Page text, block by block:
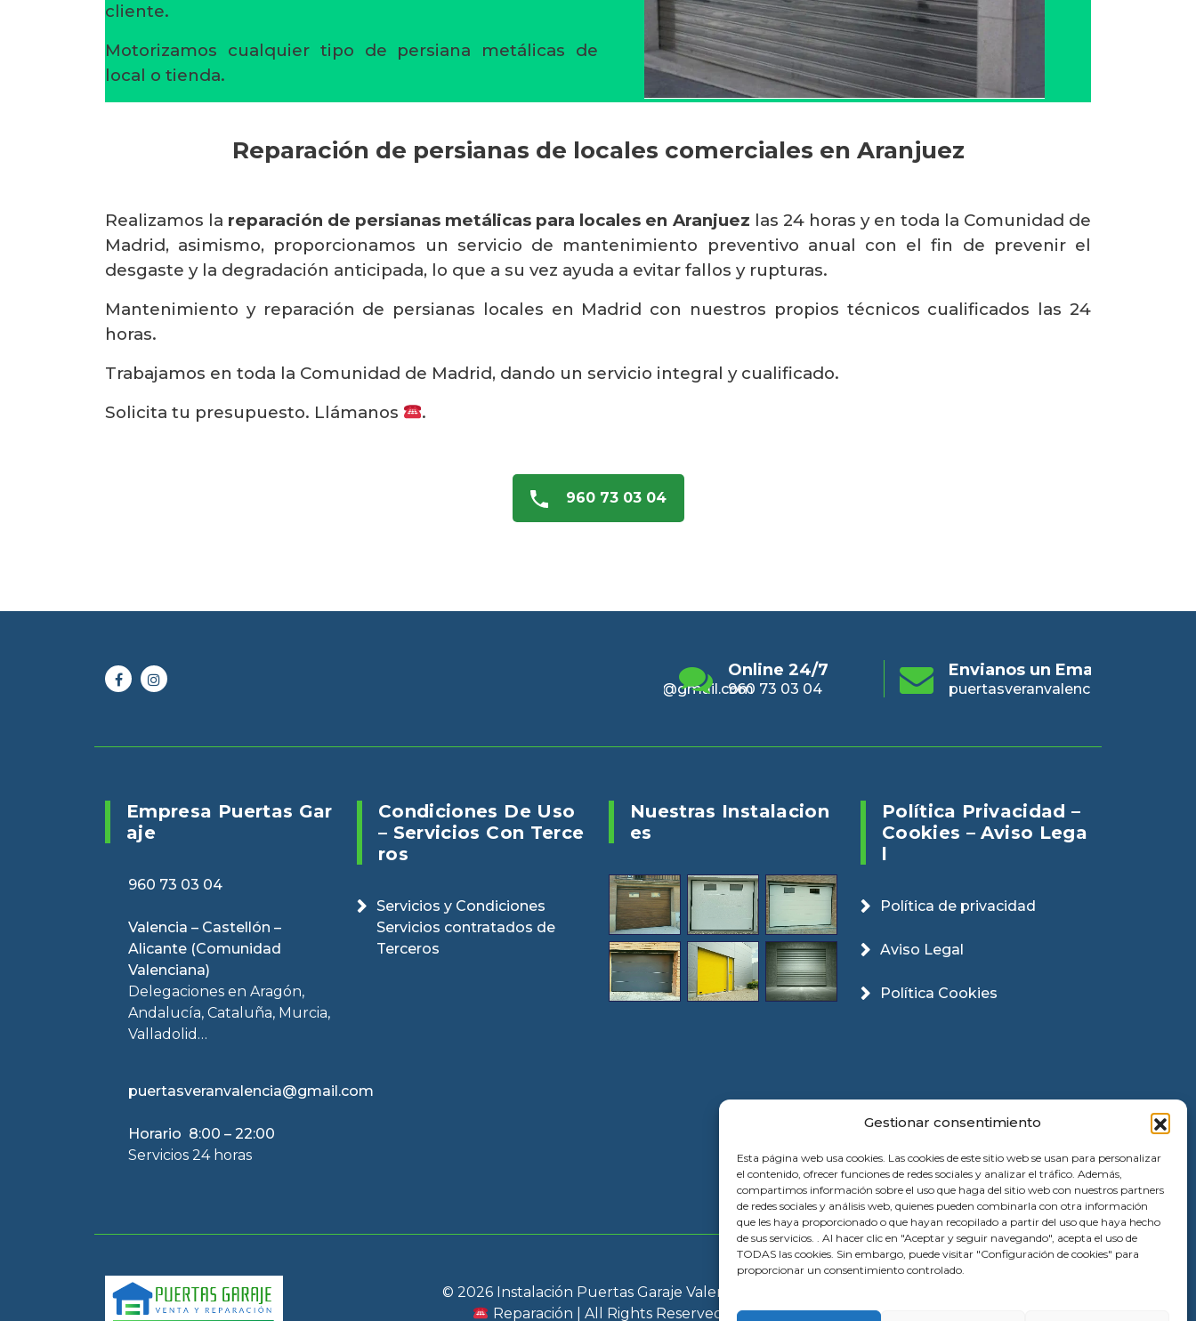
Gestionar consentimiento
Esta página web usa cookies. Las cookies de este sitio web se usan para personalizar
el contenido, ofrecer funciones de redes sociales y analizar el tráfico. Además,
compartimos información sobre el uso que haga del sitio web con nuestros partners
de redes sociales y análisis web, quienes pueden combinarla con otra información
que les haya proporcionado o que hayan recopilado a partir del uso que haya hecho
de sus servicios. . Al hacer clic en "Aceptar y seguir navegando", acepta el uso de
TODAS las cookies. Sin embargo, puede visitar "Configuración de cookies" para
proporcionar un consentimiento controlado.
cliente.
Motorizamos cualquier tipo de persiana metálicas de
local o tienda.
Reparación de persianas de locales comerciales en Aranjuez
Realizamos la reparación de persianas metálicas para locales en Aranjuez las 24 horas y en toda la Comunidad de
Madrid, asimismo, proporcionamos un servicio de mantenimiento preventivo anual con el fin de prevenir el
desgaste y la degradación anticipada, lo que a su vez ayuda a evitar fallos y rupturas.
Mantenimiento y reparación de persianas locales en Madrid con nuestros propios técnicos cualificados las 24
horas.
Trabajamos en toda la Comunidad de Madrid, dando un servicio integral y cualificado.
Solicita tu presupuesto. Llámanos
.
960 73 03 04
Online 24/7
960 73 03 04
Envianos un Email
puertasveranvalencia@gmail.com
Online 24/7
960 73 03 04
Empresa Puertas Gar
Aje
960 73 03 04
Valencia – Castellón –
Alicante (Comunidad
Valenciana)
Delegaciones en Aragón,
Andalucía, Cataluña, Murcia,
Valladolid…
puertasveranvalencia@gmail.com
Horario 8:00 – 22:00
Servicios 24 horas
Condiciones De Uso
– Servicios Con Terce
Ros
Servicios y Condiciones
Servicios contratados de
Terceros
Nuestras Instalacion
Es
Política Privacidad –
Cookies – Aviso Lega
L
Política de privacidad
Aviso Legal
Política Cookies
© 2026 Instalación Puertas Garaje Valencia |
Reparación | All Rights Reserved